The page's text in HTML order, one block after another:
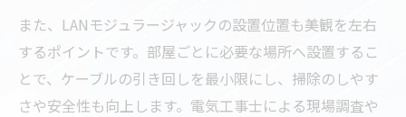
また、LANモジュラージャックの設置位置も美観を左右
するポイントです。部屋ごとに必要な場所へ設置するこ
とで、ケーブルの引き回しを最小限にし、掃除のしやす
さや安全性も向上します。電気工事士による現場調査や